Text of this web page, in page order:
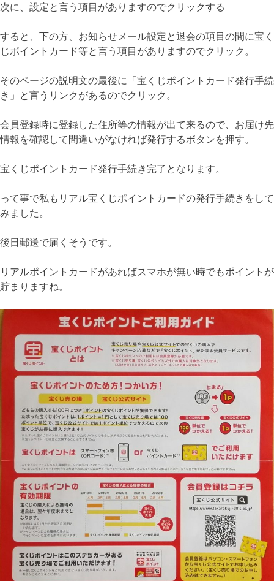
次に、設定と言う項目がありますのでクリックする
すると、下の方、お知らせメール設定と退会の項目の間に宝く
じポイントカード等と言う項目がありますのでクリック。
そのページの説明文の最後に「宝くじポイントカード発行手続
き」と言うリンクがあるのでクリック。
会員登録時に登録した住所等の情報が出て来るので、お届け先
情報を確認して間違いがなければ発行するボタンを押す。
宝くじポイントカード発行手続き完了となります。
って事で私もリアル宝くじポイントカードの発行手続きをして
みました。
後日郵送で届くそうです。
リアルポイントカードがあればスマホが無い時でもポイントが
貯まりますね。